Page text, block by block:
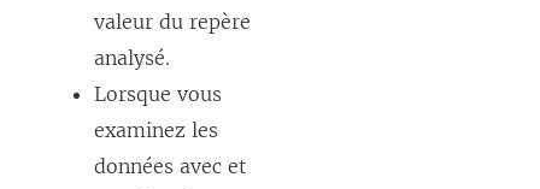
valeur du repère
analysé.
Lorsque vous
examinez les
données avec et